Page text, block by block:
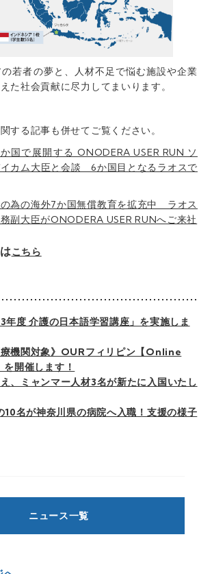
若者の夢と、人材不足で悩む施設や企業
た社会貢献に尽力してまいります。
する記事も併せてご覧ください。
国で展開する ONODERA USER RUN ソ
カム大臣と会談 6か国目となるラオスで
為の海外7か国無償教育を拡充中 ラオス
副大臣がONODERA USER RUNへご来社
こちら
年度 介護の日本語学習講座」を実施しま
療機関対象》OURフィリピン【Online
開催します！
、ミャンマー人材3名が新たに入国いたし
名が神奈川県の病院へ入職！支援の様子
ニュース一覧